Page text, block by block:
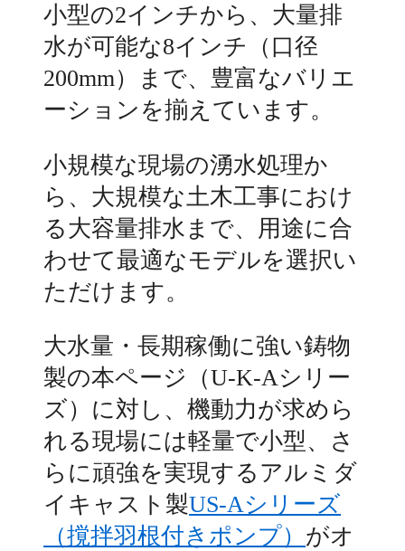
小型の2インチから、大量排
水が可能な8インチ（口径
200mm）まで、豊富なバリエ
ーションを揃えています。
小規模な現場の湧水処理か
ら、大規模な土木工事におけ
る大容量排水まで、用途に合
わせて最適なモデルを選択い
ただけます。
大水量・長期稼働に強い鋳物
製の本ページ（U-K-Aシリー
ズ）に対し、機動力が求めら
れる現場には軽量で小型、さ
らに頑強を実現するアルミダ
イキャスト製US-Aシリーズ
（撹拌羽根付きポンプ） がオ